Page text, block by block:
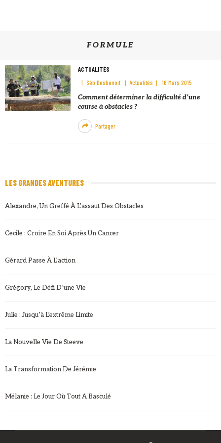
FORMULE
ACTUALITÉS
Sèb Desbenoit Actualités
16 Mars 2015
Comment déterminer la difficulté d’une
course à obstacles ?
Partager
LES GRANDES AVENTURES
Alexandre, Un Greffé À L’assaut Des Obstacles
Cecile : Croire En Soi Après Un Cancer
Gérard Passe À L’action
Grégory, Le Défi D’une Vie
Julie : Jusqu’à L’extrême Limite
La Nouvelle Vie De Steeve
La Transformation De Jérémie
Mélanie : Le Jour Où Tout A Basculé